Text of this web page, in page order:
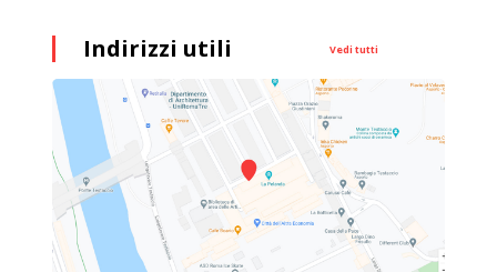
Indirizzi utili Vedi tutti